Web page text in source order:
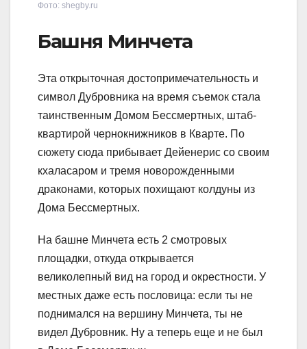
Фото: shegby.ru
Башня Минчета
Эта открыточная достопримечательность и
символ Дубровника на время съемок стала
таинственным Домом Бессмертных, штаб-
квартирой чернокнижников в Кварте. По
сюжету сюда прибывает Дейенерис со своим
кхаласаром и тремя новорожденными
драконами, которых похищают колдуны из
Дома Бессмертных.
На башне Минчета есть 2 смотровых
площадки, откуда открывается
великолепный вид на город и окрестности. У
местных даже есть пословица: если ты не
поднимался на вершину Минчета, ты не
видел Дубровник. Ну а теперь еще и не был